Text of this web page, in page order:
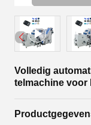
Volledig
telmachine voor